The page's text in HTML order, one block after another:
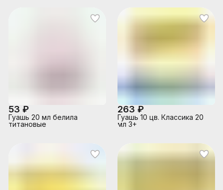
53 ₽
Гуашь 20 мл белила
титановые
263 ₽
Гуашь 10 цв. Классика 20
мл 3+